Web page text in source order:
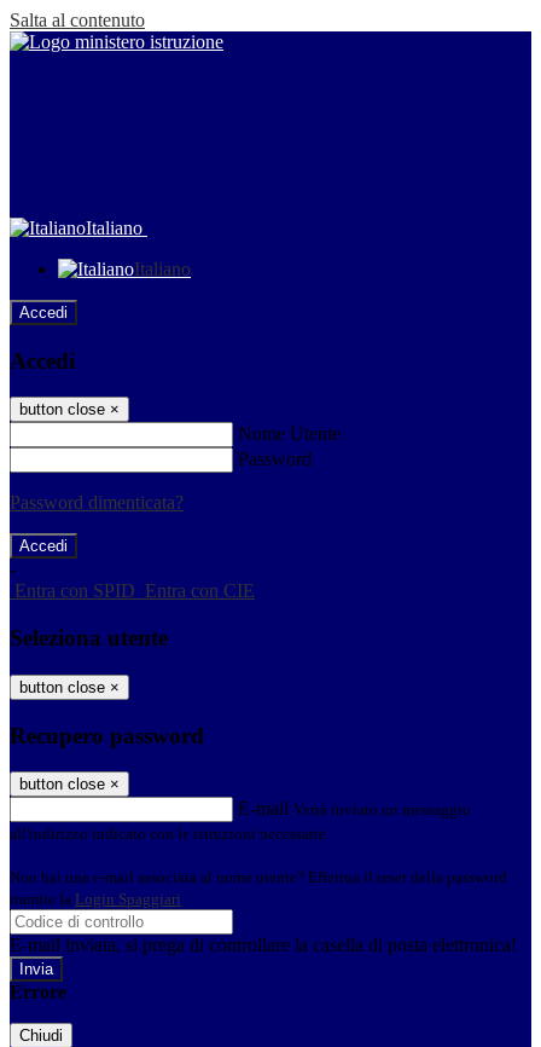
Salta al contenuto
Italiano
Italiano
Accedi
Accedi
button close ×
Nome Utente
Password
Password dimenticata?
-
Entra con SPID Entra con CIE
Seleziona utente
button close ×
Recupero password
button close ×
E-mail Verrà inviato un messaggio
all'indirizzo indicato con le istruzioni necessarie.
Non hai una e-mail associata al nome utente? Effettua il reset della password
tramite la Login Spaggiari
E-mail inviata, si prega di controllare la casella di posta elettronica!
Errore
Chiudi